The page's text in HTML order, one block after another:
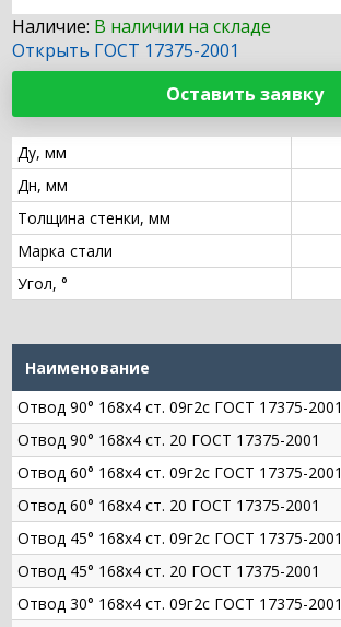
Наличие: В наличии на складе
Открыть ГОСТ 17375-2001
Оставить заявку
Ду, мм
Дн, мм
Толщина стенки, мм
Марка стали
Угол, °
Наименование
Отвод 90° 168х4 ст. 09г2с ГОСТ 17375-2001
Отвод 90° 168х4 ст. 20 ГОСТ 17375-2001
Отвод 60° 168х4 ст. 09г2с ГОСТ 17375-2001
Отвод 60° 168х4 ст. 20 ГОСТ 17375-2001
Отвод 45° 168х4 ст. 09г2с ГОСТ 17375-2001
Отвод 45° 168х4 ст. 20 ГОСТ 17375-2001
Отвод 30° 168х4 ст. 09г2с ГОСТ 17375-2001